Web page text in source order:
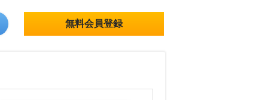
無料会員登録